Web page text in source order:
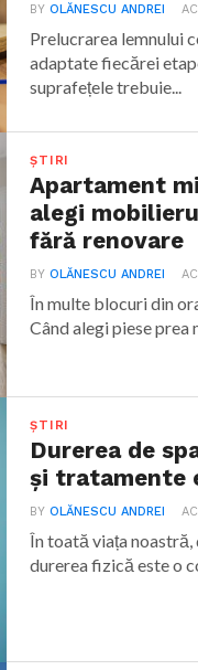
BYOLĂNESCU ANDREI
Prelucrarea lemnului
adaptate fiecărei
suprafețele trebuie...
ȘTIRI
Apartament
alegi
fără renovare
BYOLĂNESCU ANDREI
În multe blocuri din
Când alegi piese prea
ȘTIRI
Durerea de
și tratamente
BYOLĂNESCU ANDREI
În toată viața
durerea fizică este o